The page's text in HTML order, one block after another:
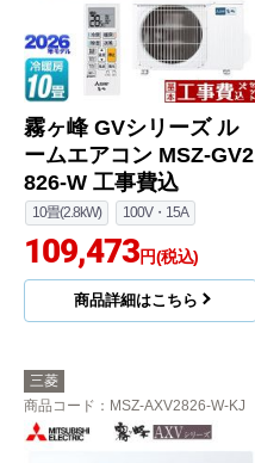
霧ヶ峰 GVシリーズ ル
ームエアコン MSZ-GV2
826-W 工事費込
10畳(2.8kW) 100V・15A
109,473円(税込)
商品詳細はこちら
三菱
商品コード ：MSZ-AXV2826-W-KJ